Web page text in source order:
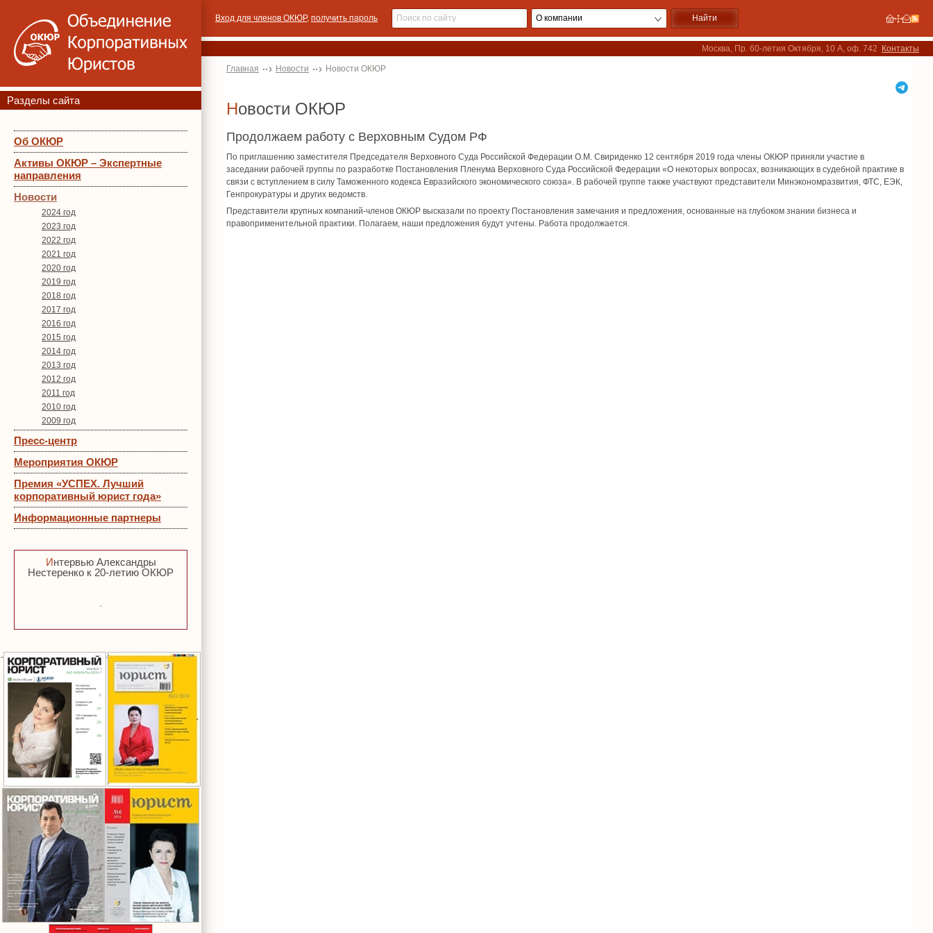
Разделы сайта
Об ОКЮР
Активы ОКЮР – Экспертные
направления
Новости
2024 год
2023 год
2022 год
2021 год
2020 год
2019 год
2018 год
2017 год
2016 год
2015 год
2014 год
2013 год
2012 год
2011 год
2010 год
2009 год
Пресс-центр
Мероприятия ОКЮР
Премия «УСПЕХ. Лучший
корпоративный юрист года»
Информационные партнеры
Интервью Александры
Нестеренко к 20-летию ОКЮР
Вход для членов ОКЮР, получить пароль
Москва, Пр. 60-летия Октября, 10 А, оф. 742 Контакты
Главная Новости Новости ОКЮР
Новости ОКЮР
Продолжаем работу с Верховным Судом РФ
По приглашению заместителя Председателя Верховного Суда Российской Федерации О.М. Свириденко 12 сентября 2019 года члены ОКЮР приняли участие в
заседании рабочей группы по разработке Постановления Пленума Верховного Суда Российской Федерации «О некоторых вопросах, возникающих в судебной практике в
связи с вступлением в силу Таможенного кодекса Евразийского экономического союза». В рабочей группе также участвуют представители Минэкономразвития, ФТС, ЕЭК,
Генпрокуратуры и других ведомств.
Представители крупных компаний-членов ОКЮР высказали по проекту Постановления замечания и предложения, основанные на глубоком знании бизнеса и
правоприменительной практики. Полагаем, наши предложения будут учтены. Работа продолжается.